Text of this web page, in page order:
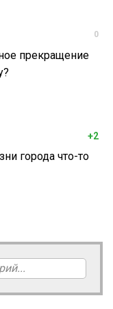
0
прекращение
+2
города что-то